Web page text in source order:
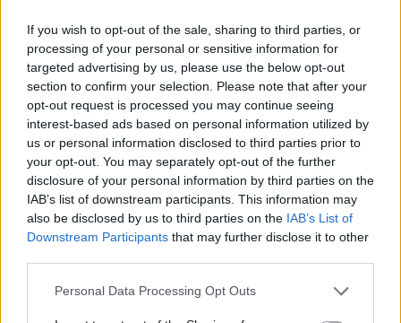
If you wish to opt-out of the sale, sharing to third parties, or
processing of your personal or sensitive information for
targeted advertising by us, please use the below opt-out
section to confirm your selection. Please note that after your
opt-out request is processed you may continue seeing
interest-based ads based on personal information utilized by
us or personal information disclosed to third parties prior to
your opt-out. You may separately opt-out of the further
disclosure of your personal information by third parties on the
IAB’s list of downstream participants. This information may
also be disclosed by us to third parties on the IAB’s List of
Downstream Participants that may further disclose it to other
Personal Data Processing Opt Outs
00:30:03
M. Lapinskas įvertino valdančiųjų reitingus: atsimušus į
dugną gali laukti pakilimas
Žinios | Lietuvos diena
00:03:42
Politologė: visuomenė išvarginta krizių – atpratome
skaityti geras naujienas
Žinios | Lietuvos diena
00:17:48
M. Lapinskas: prezidento pozicija nėra tvirta – jį